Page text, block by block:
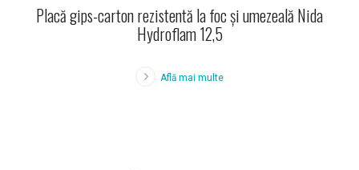
Placă gips-carton rezistentă la foc și umezeală Nida
Hydroflam 12,5
Află mai multe